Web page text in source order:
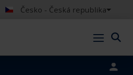
Česko - Česká republika